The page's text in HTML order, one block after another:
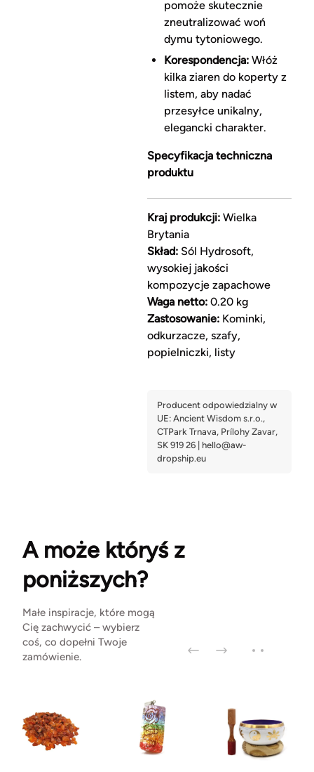
pomoże skutecznie
zneutralizować woń
dymu tytoniowego.
Korespondencja:Włóż
kilka ziaren do koperty z
listem, aby nadać
przesyłce unikalny,
elegancki charakter.
Specyfikacja techniczna
produktu
Kraj produkcji:Wielka
Brytania
Skład:Sól Hydrosoft,
wysokiej jakości
kompozycje zapachowe
Waga netto:0.20 kg
Zastosowanie:Kominki,
odkurzacze, szafy,
popielniczki, listy
A może któryś z
poniższych?
Małe inspiracje, które mogą
Cię zachwycić – wybierz
coś, co dopełni Twoje
zamówienie.